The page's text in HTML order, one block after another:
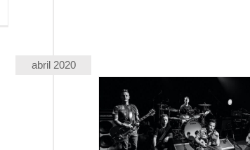
abril 2020
Pearl Jam – Gigaton (2020)